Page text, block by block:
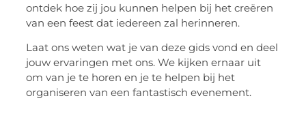
ontdek hoe zij jou kunnen helpen bij het creëren
van een feest dat iedereen zal herinneren.
Laat ons weten wat je van deze gids vond en deel
jouw ervaringen met ons. We kijken ernaar uit
om van je te horen en je te helpen bij het
organiseren van een fantastisch evenement.